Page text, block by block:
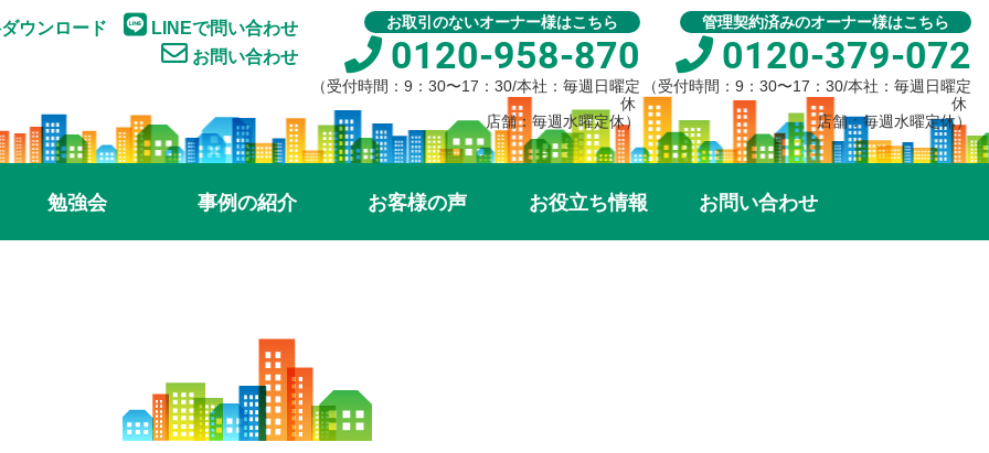
ウンロード
LINEで問い合わせ
お問い合わせ
お取引のないオーナー様はこちら
0120-958-870
（受付時間：9：30〜17：30/本社：毎週日曜定
休
店舗：毎週水曜定休）
管理契約済みのオーナー様はこちら
0120-379-072
（受付時間：9：30〜17：30/本社：毎週日曜定
休
店舗：毎週水曜定休）
勉強会 事例の紹介 お客様の声 お役立ち情報 お問い合わせ